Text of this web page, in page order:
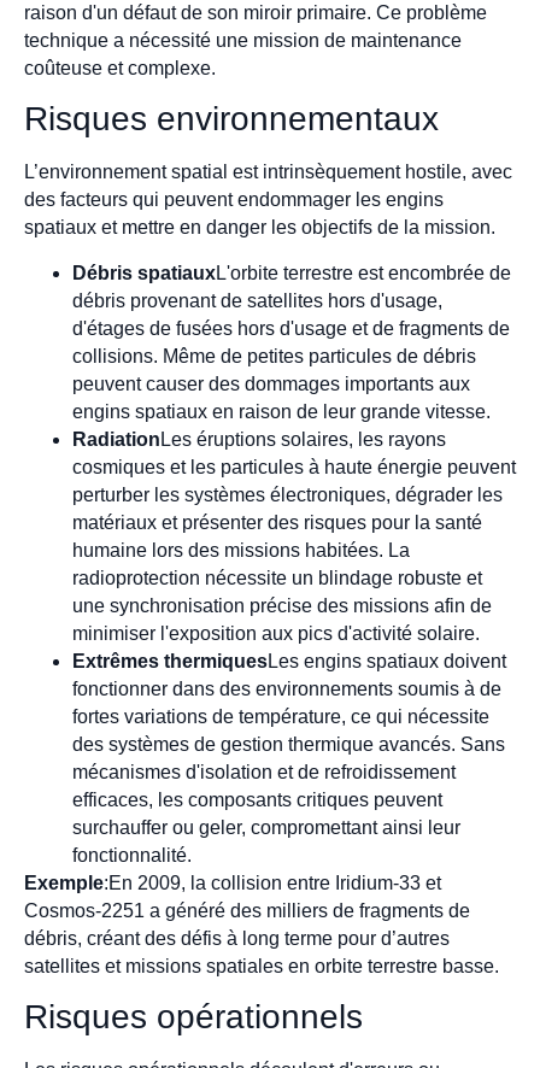
raison d'un défaut de son miroir primaire. Ce problème
technique a nécessité une mission de maintenance
coûteuse et complexe.
Risques environnementaux
L’environnement spatial est intrinsèquement hostile, avec
des facteurs qui peuvent endommager les engins
spatiaux et mettre en danger les objectifs de la mission.
Débris spatiauxL'orbite terrestre est encombrée de
débris provenant de satellites hors d'usage,
d'étages de fusées hors d'usage et de fragments de
collisions. Même de petites particules de débris
peuvent causer des dommages importants aux
engins spatiaux en raison de leur grande vitesse.
Radiation Les éruptions solaires, les rayons
cosmiques et les particules à haute énergie peuvent
perturber les systèmes électroniques, dégrader les
matériaux et présenter des risques pour la santé
humaine lors des missions habitées. La
radioprotection nécessite un blindage robuste et
une synchronisation précise des missions afin de
minimiser l'exposition aux pics d'activité solaire.
Extrêmes thermiquesLes engins spatiaux doivent
fonctionner dans des environnements soumis à de
fortes variations de température, ce qui nécessite
des systèmes de gestion thermique avancés. Sans
mécanismes d'isolation et de refroidissement
efficaces, les composants critiques peuvent
surchauffer ou geler, compromettant ainsi leur
fonctionnalité.
Exemple:En 2009, la collision entre Iridium-33 et
Cosmos-2251 a généré des milliers de fragments de
débris, créant des défis à long terme pour d’autres
satellites et missions spatiales en orbite terrestre basse.
Risques opérationnels